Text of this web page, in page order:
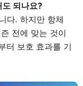
도 되나요?
다. 하지만 항체
전에 맞는 것이
터 보호 효과를 기